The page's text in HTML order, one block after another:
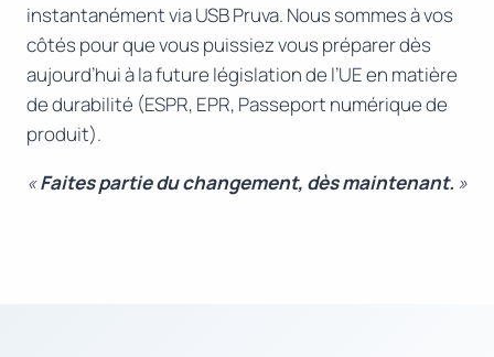
instantanément via USB Pruva. Nous sommes à vos
côtés pour que vous puissiez vous préparer dès
aujourd’hui à la future législation de l’UE en matière
de durabilité (ESPR, EPR, Passeport numérique de
produit).
«Faites partie du changement, dès maintenant. »